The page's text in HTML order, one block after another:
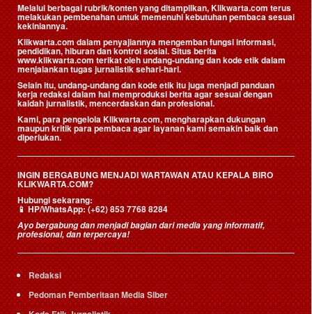
Melalui berbagai rubrik/konten yang ditampilkan, Klikwarta.com terus
melakukan pembenahan untuk memenuhi kebutuhan pembaca sesuai
kekiniannya.
Klikwarta.com dalam penyajiannya mengemban fungsi informasi,
pendidikan, hiburan dan kontrol sosial. Situs berita
www.klikwarta.com terikat oleh undang-undang dan kode etik dalam
menjalankan tugas jurnalistik sehari-hari.
Selain itu, undang-undang dan kode etik itu juga menjadi panduan
kerja redaksi dalam hal memproduksi berita agar sesuai dengan
kaidah jurnalistik, mencerdaskan dan profesional.
Kami, para pengelola Klikwarta.com, mengharapkan dukungan
maupun kritik para pembaca agar layanan kami semakin baik dan
diperlukan.
INGIN BERGABUNG MENJADI WARTAWAN ATAU KEPALA BIRO
KLIKWARTA.COM?
Hubungi sekarang:
📱HP/WhatsApp:(+62) 853 7768 8284
Ayo bergabung dan menjadi bagian dari media yang informatif,
profesional, dan terpercaya!
Redaksi
Pedoman Pemberitaan Media Siber